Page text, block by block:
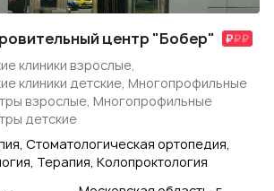
центр "Бобер"
клиники взрослые,
клиники детские, Многопрофильные
взрослые, Многопрофильные
детские
Стоматологическая ортопедия,
Терапия, Колопроктология